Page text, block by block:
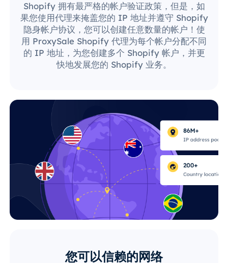
Shopify 拥有最严格的帐户验证政策，但是，如
果您使用代理来掩盖您的 IP 地址并遵守 Shopify
隐身帐户协议，您可以创建任意数量的帐户！使
用 ProxySale Shopify 代理为每个帐户分配不同
的 IP 地址，为您创建多个 Shopify 帐户，并更
快地发展您的 Shopify 业务。
您可以信赖的网络